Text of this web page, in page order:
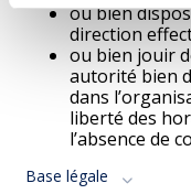
ou bien
direction
ou bien jouir
autorité bien
dans
liberté des
l’absence de
Base légale